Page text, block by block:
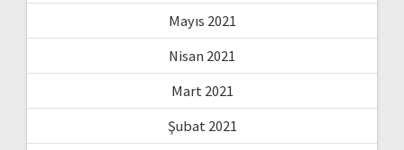
Mayıs 2021
Nisan 2021
Mart 2021
Şubat 2021